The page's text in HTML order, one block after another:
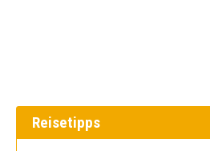
Reisetipps